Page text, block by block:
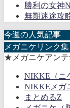
勝利の女神
無期迷途攻
今週の人気記事
メガニケリンク集
★メガニケアン
NIKKE（ニ
NIKKEメガ
まとめるZ